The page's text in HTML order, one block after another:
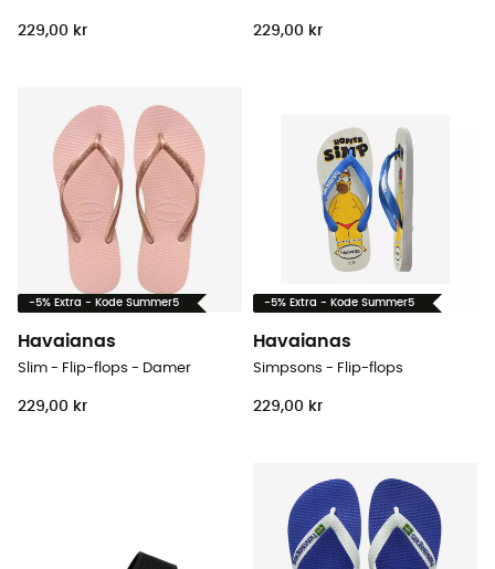
229,00 kr 229,00 kr
-5% Extra - Kode Summer5
Havaianas
Slim - Flip-flops - Damer
229,00 kr
-5% Extra - Kode Summer5
Havaianas
Simpsons - Flip-flops
229,00 kr